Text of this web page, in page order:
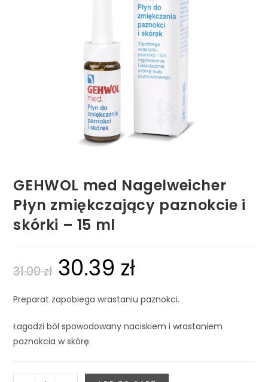
GEHWOL med Nagelweicher
Płyn zmiękczający paznokcie i
skórki – 15 ml
31.00zł 30.39 zł
Preparat zapobiega wrastaniu paznokci.
Łagodzi ból spowodowany naciskiem i wrastaniem
paznokcia w skórę.